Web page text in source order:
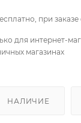
при заказе
для интернет-
магазинах
НАЛИЧИЕ